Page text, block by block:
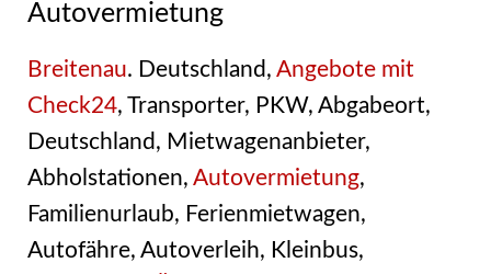
Autovermietung
Breitenau. Deutschland, Angebote mit
Check24, Transporter, PKW, Abgabeort,
Deutschland, Mietwagenanbieter,
Abholstationen, Autovermietung,
Familienurlaub, Ferienmietwagen,
Autofähre, Autoverleih, Kleinbus,